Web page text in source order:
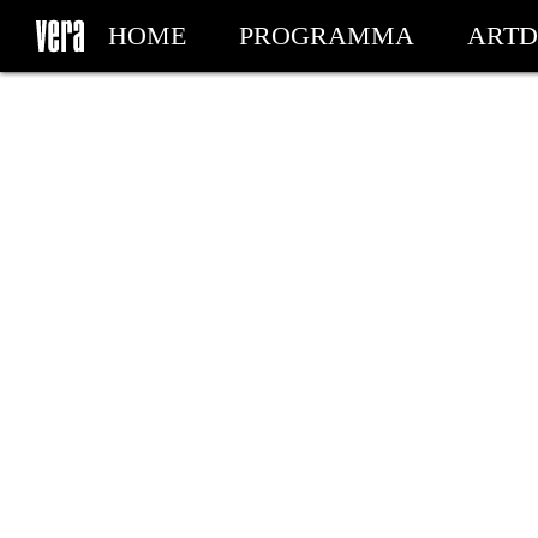
HOME PROGRAMMA